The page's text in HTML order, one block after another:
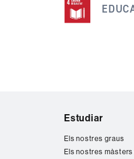
notícia
s'emmarca
Estudiar
Els nostres graus
Els nostres